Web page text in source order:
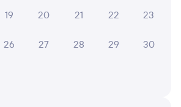
в поезде?
документы для
оплата не проходит?
19 20 21 22 23
26 27 28 29 30